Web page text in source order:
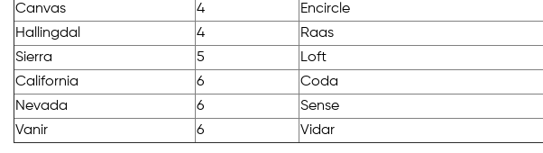
Canvas
4 Encircle
Hallingdal
4 Raas
Sierra
5 Loft
California
6 Coda
Nevada
6 Sense
Vanir
6 Vidar